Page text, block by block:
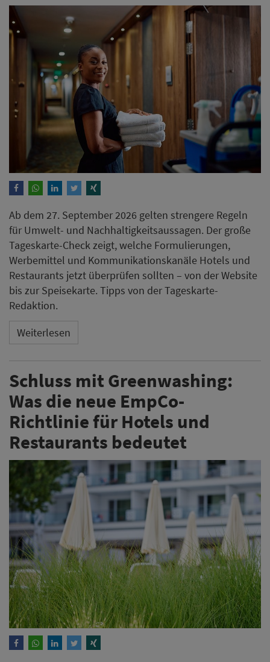
Ab dem 27. September 2026 gelten strengere Regeln
für Umwelt- und Nachhaltigkeitsaussagen. Der große
Tageskarte-Check zeigt, welche Formulierungen,
Werbemittel und Kommunikationskanäle Hotels und
Restaurants jetzt überprüfen sollten – von der Website
bis zur Speisekarte. Tipps von der Tageskarte-
Redaktion.
Weiterlesen
Schluss mit Greenwashing:
Was die neue EmpCo-
Richtlinie für Hotels und
Restaurants bedeutet